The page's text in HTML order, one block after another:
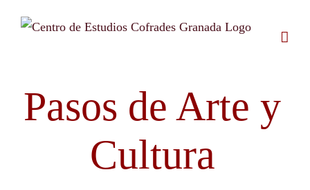
Pasos de Arte y
Cultura